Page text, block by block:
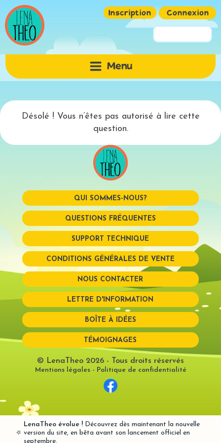
Inscription Connexion
Mot de passe
Mémoriser
Mot de passe perdu?
Menu
Désolé ! Vous n’êtes pas autorisé à lire cette
question.
QUI SOMMES-NOUS?
QUESTIONS FRÉQUENTES
SUPPORT TECHNIQUE
CONDITIONS GÉNÉRALES DE VENTE
NOUS CONTACTER
LETTRE D'INFORMATION
BOÎTE À IDÉES
TÉMOIGNAGES
© LenaTheo 2026 - Tous droits réservés
Mentions légales- Politique de confidentialité
⭐
LenaTheo évolue ! Découvrez dès maintenant la nouvelle
version du site, en bêta avant son lancement officiel en
septembre.